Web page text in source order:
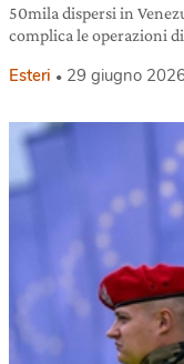
50mila dispersi in
complica le operazioni
Esteri 29 giugno